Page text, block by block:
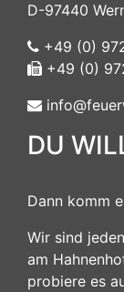
D-97440
+49 (0)
+49 (0)
DU
Dann komm
Wir sind
am
probiere es